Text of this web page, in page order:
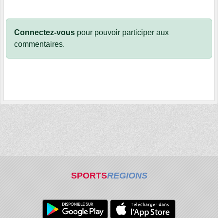
Connectez-vous pour pouvoir participer aux
commentaires.
SPORTSREGIONS